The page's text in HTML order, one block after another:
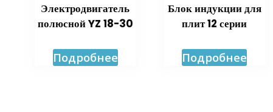
Электродвигатель
полюсной YZ 18-30
Подробнее
Блок индукции для
плит 12 серии
Подробнее